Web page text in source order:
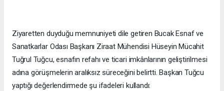
Ziyaretten duyduğu memnuniyeti dile getiren Bucak Esnaf ve
Sanatkarlar Odası Başkanı Ziraat Mühendisi Hüseyin Mücahit
Tuğrul Tuğcu, esnafın refahı ve ticari imkânlarının geliştirilmesi
adına görüşmelerin aralıksız süreceğini belirtti. Başkan Tuğcu
yaptığı değerlendirmede şu ifadeleri kullandı: